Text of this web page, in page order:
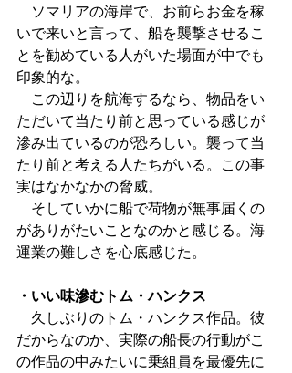
ソマリアの海岸で、お前らお金を稼
いで来いと言って、船を襲撃させるこ
とを勧めている人がいた場面が中でも
印象的な。
この辺りを航海するなら、物品をい
ただいて当たり前と思っている感じが
滲み出ているのが恐ろしい。襲って当
たり前と考える人たちがいる。この事
実はなかなかの脅威。
そしていかに船で荷物が無事届くの
がありがたいことなのかと感じる。海
運業の難しさを心底感じた。
・いい味滲むトム・ハンクス
久しぶりのトム・ハンクス作品。彼
だからなのか、実際の船長の行動がこ
の作品の中みたいに乗組員を最優先に